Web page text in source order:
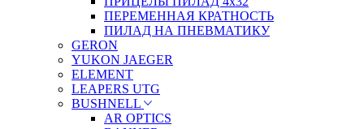
ПЕРЕМЕННАЯ КРАТНОСТЬ
ПИЛАД НА ПНЕВМАТИКУ
GERON
YUKON JAEGER
ELEMENT
LEAPERS UTG
BUSHNELL
AR OPTICS